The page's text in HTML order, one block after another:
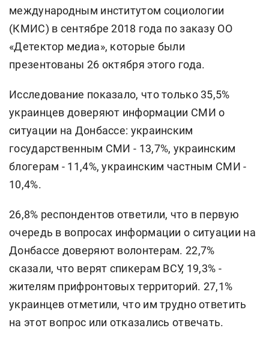
международным институтом социологии
(КМИС) в сентябре 2018 года по заказу ОО
«Детектор медиа», которые были
презентованы 26 октября этого года.
Исследование показало, что только 35,5%
украинцев доверяют информации СМИ о
ситуации на Донбассе: украинским
государственным СМИ - 13,7%, украинским
блогерам - 11,4%, украинским частным СМИ -
10,4%.
26,8% респондентов ответили, что в первую
очередь в вопросах информации о ситуации на
Донбассе доверяют волонтерам. 22,7%
сказали, что верят спикерам ВСУ, 19,3% -
жителям прифронтовых территорий. 27,1%
украинцев отметили, что им трудно ответить
на этот вопрос или отказались отвечать.